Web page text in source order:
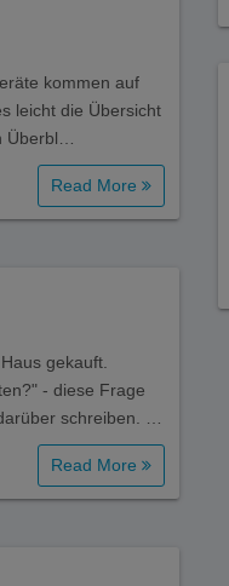
kommen auf
leicht die Übersicht
Überbl…
Read More
gekauft.
- diese Frage
schreiben. …
Read More